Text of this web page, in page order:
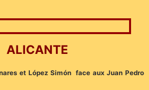
ALICANTE
et López Simón face aux Juan Pedro